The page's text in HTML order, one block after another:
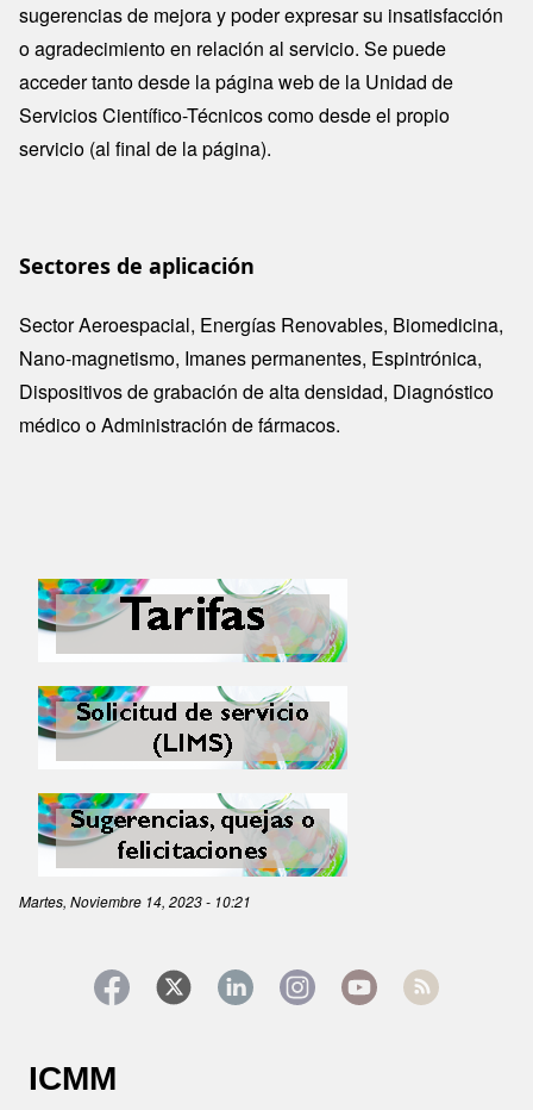
sugerencias de mejora y poder expresar su insatisfacción
o agradecimiento en relación al servicio. Se puede
acceder tanto desde la página web de la Unidad de
Servicios Científico-Técnicos como desde el propio
servicio (al final de la página).
Sectores de aplicación
Sector Aeroespacial, Energías Renovables, Biomedicina,
Nano-magnetismo, Imanes permanentes, Espintrónica,
Dispositivos de grabación de alta densidad, Diagnóstico
médico o Administración de fármacos.
Image
Image
Image
Martes, Noviembre 14, 2023 - 10:21
ICMM